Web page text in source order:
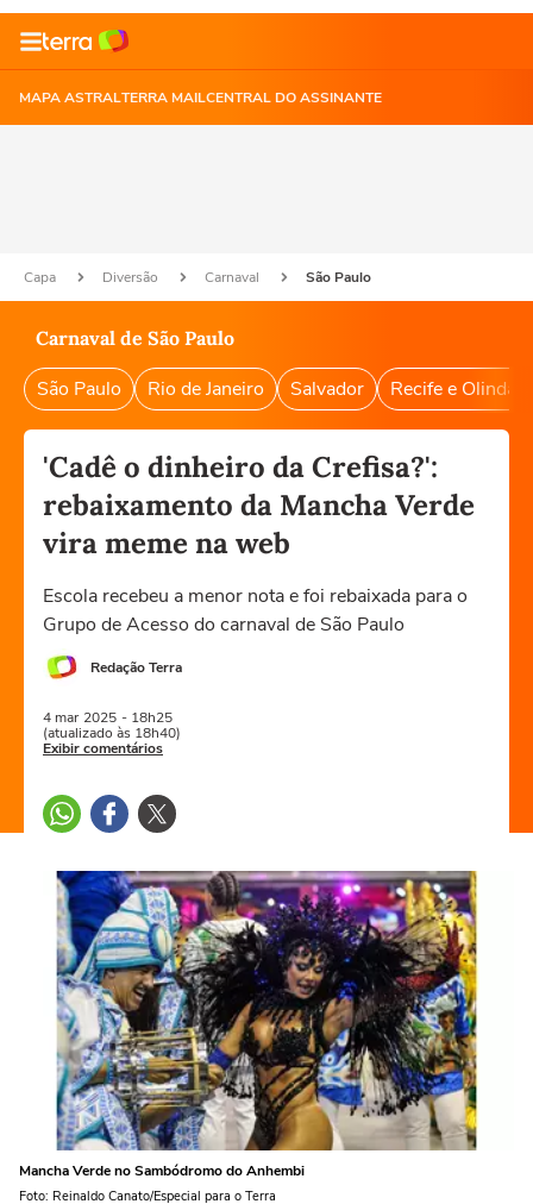
MAPA ASTRALTERRA MAILCENTRAL DO ASSINANTE
Capa Diversão Carnaval São Paulo
Carnaval de São Paulo
São Paulo Rio de Janeiro Salvador Recife e Olinda
'Cadê o dinheiro da Crefisa?':
rebaixamento da Mancha Verde
vira meme na web
Escola recebeu a menor nota e foi rebaixada para o
Grupo de Acesso do carnaval de São Paulo
Redação Terra
4 mar 2025 - 18h25
(atualizado às 18h40)
Exibir comentários
Mancha Verde no Sambódromo do Anhembi
Foto: Reinaldo Canato/Especial para o Terra